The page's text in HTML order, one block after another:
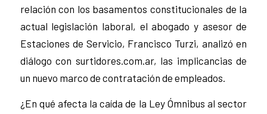
relación con los basamentos constitucionales de la
actual legislación laboral, el abogado y asesor de
Estaciones de Servicio, Francisco Turzi, analizó en
diálogo con surtidores.com.ar, las implicancias de
un nuevo marco de contratación de empleados.
¿En qué afecta la caída de la Ley Ómnibus al sector